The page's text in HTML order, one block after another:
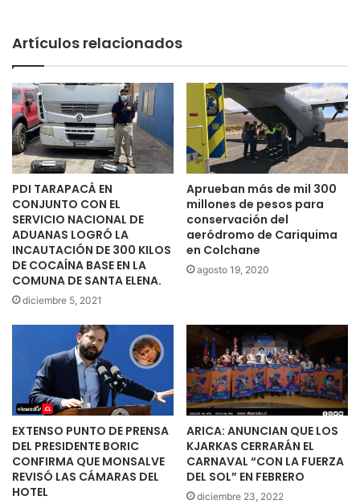
Artículos relacionados
PDI TARAPACÁ EN
CONJUNTO CON EL
SERVICIO NACIONAL DE
ADUANAS LOGRÓ LA
INCAUTACIÓN DE 300 KILOS
DE COCAÍNA BASE EN LA
COMUNA DE SANTA ELENA.
diciembre 5, 2021
Aprueban más de mil 300
millones de pesos para
conservación del
aeródromo de Cariquima
en Colchane
agosto 19, 2020
EXTENSO PUNTO DE PRENSA
DEL PRESIDENTE BORIC
CONFIRMA QUE MONSALVE
REVISÓ LAS CÁMARAS DEL
HOTEL
ARICA: ANUNCIAN QUE LOS
KJARKAS CERRARÁN EL
CARNAVAL “CON LA FUERZA
DEL SOL” EN FEBRERO
diciembre 23, 2022